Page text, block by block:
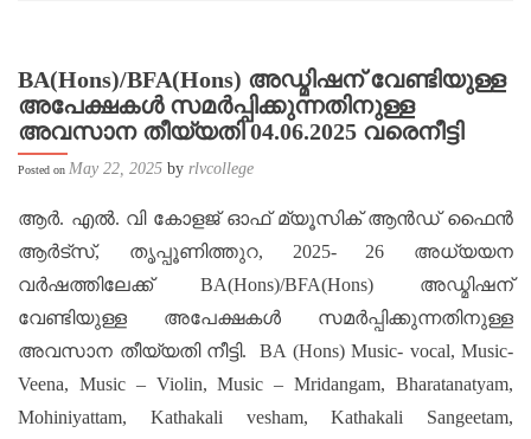
BA(Hons)/BFA(Hons) അഡ്മിഷന് വേണ്ടിയുള്ള
അപേക്ഷകൾ സമർപ്പിക്കുന്നതിനുള്ള
അവസാന തീയ്യതി 04.06.2025 വരെനീട്ടി
Posted on May 22, 2025 by rlvcollege
ആർ. എൽ. വി കോളജ് ഓഫ് മ്യൂസിക് ആൻഡ് ഫൈൻ
ആർട്സ്, തൃപ്പൂണിത്തുറ, 2025- 26 അധ്യയന
വർഷത്തിലേക്ക് BA(Hons)/BFA(Hons) അഡ്മിഷന്
വേണ്ടിയുള്ള അപേക്ഷകൾ സമർപ്പിക്കുന്നതിനുള്ള
അവസാന തീയ്യതി നീട്ടി. BA (Hons) Music- vocal, Music-
Veena, Music – Violin, Music – Mridangam, Bharatanatyam,
Mohiniyattam, Kathakali vesham, Kathakali Sangeetam,